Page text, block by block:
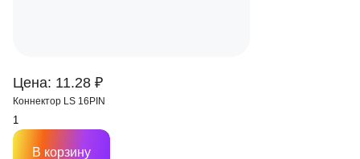
Цена: 11.28 ₽
Коннектор LS 16PIN
В корзину